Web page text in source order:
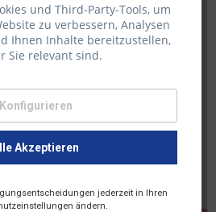
und Third-Party-Tools, um
zu verbessern, Analysen
Ihnen Inhalte bereitzustellen,
Sie relevant sind.
Konfigurieren
Akzeptieren
jederzeit in Ihren
ändern.